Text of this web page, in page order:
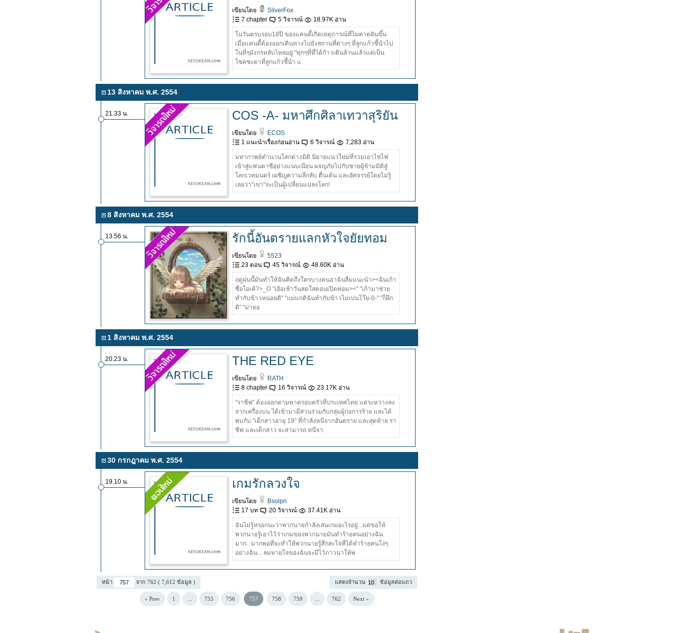
เขียนโดย
SilverFox
7 chapter
5 วิจารณ์ 18.97K อ่าน
ในวันครบรอบ18ปี ของแคนดี้เกิดเหตุการณ์ที่ไม่คาดฝันขึ้น
เมื่อแคนดี้ต้องออกเดินทางไปยังสถานที่ต่างๆ ที่ลูกแก้วชี้นำไป
ในที่ๆมังกรหลับไหลอยู่ "ทุกๆที่ที่ได้ก้าวเดินล้วนแล้วแต่เป็น
โชคชะตาที่ลูกแก้วชี้นำ แ
13 สิงหาคม พ.ศ. 2554
21.33 น. COS -A- มหาศึกศิลาเทวาสุริยัน
เขียนโดย
ECOS
1 แนะนำเรื่องก่อนอ่าน
6 วิจารณ์ 7,283 อ่าน
มหากาพย์ตำนานโลกต่างมิติ นิยายแนวใหม่ที่รวมเอาไซไฟ
เข้าสู่แฟนตาซีอย่างแนบเนียน ผจญภัยไปกับชายผู้ข้ามมิติสู่
โลกเวทมนตร์ เผชิญความลึกลับ ตื่นเต้น และอัศจรรย์โดยไม่รู้
เลยว่า"เขา"จะเป็นผู้เปลี่ยนแปลงโลก!
8 สิงหาคม พ.ศ. 2554
13.56 น. รักนี้อันตรายแลกหัวใจยัยทอม
เขียนโดย
5523
23 ตอน
45 วิจารณ์ 48.60K อ่าน
ฤดูฝนนี้มันทำให้ฉันคิดถึงใครบางคนอ่าฉันลืมแนะนำ><ฉันเก้า
ชื่อโอเค้?>_O "เฮ้อเช้าวันสดใสตอนเปิดทอม><" "เก้ามาช่วย
ทำกับข้าวหน่อยดิ" "แม่แกดิฉันทำกับข้าวไม่เปนโว๊ย-0-" "ก็ฝึก
ดิ" "ม่ายอ
1 สิงหาคม พ.ศ. 2554
20.23 น. THE RED EYE
เขียนโดย
RATH
8 chapter
16 วิจารณ์ 23.17K อ่าน
"ราชีฟ" ต้องออกตามหาครอบครัวที่ประเทศไทย แต่ระหว่างลง
จากเครื่องบน ได้เข้ามามีส่วนร่วมกับกลุ่มผู้ก่อการร้าย และได้
พบกับ "เด็กสาวอายุ 19" ที่กำลังหนีจากอันตราย และสุดท้าย รา
ชีฟ และเด็กสาว จะสามารถ หนีจา
30 กรกฎาคม พ.ศ. 2554
19.10 น. เกมรักลวงใจ
เขียนโดย
Bsoipn
17 บท
20 วิจารณ์ 37.41K อ่าน
ฉันไม่รู้หรอกนะว่าพวกนายกำลังเล่นเกมอะไรอยู่...แต่ขอให้
พวกนายรู้เอาไว้ว่าเกมของพวกนายมันทำร้ายคนอย่างฉัน
มาก.. มากพอที่จะทำให้พวกนายรู้สึกสะใจที่ได้ทำร้ายคนโง่ๆ
อย่างฉัน... ลมหายใจของฉันจะมีไว้ภาวนาให้พ
หน้า จาก 762 ( 7,612 ข้อมูล ) แสดงจำนวน ข้อมูลต่อแถว
« Prev 1 755 756 757 758 759 762 Next »